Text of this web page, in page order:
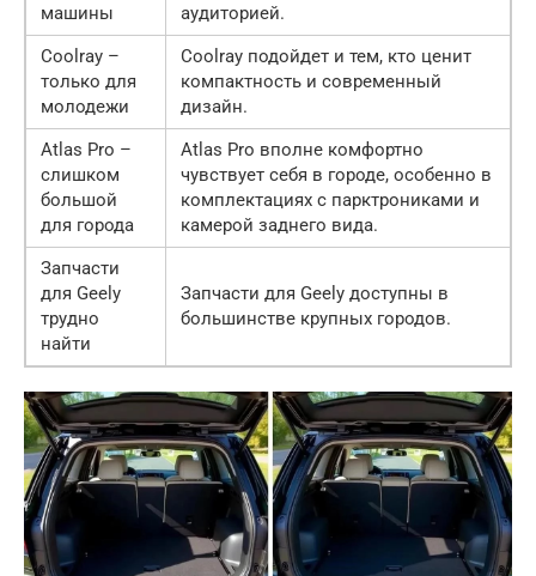
машины
аудиторией.
Coolray –
только для
молодежи
Coolray подойдет и тем, кто ценит
компактность и современный
дизайн.
Atlas Pro –
слишком
большой
для города
Atlas Pro вполне комфортно
чувствует себя в городе, особенно в
комплектациях с парктрониками и
камерой заднего вида.
Запчасти
для Geely
трудно
найти
Запчасти для Geely доступны в
большинстве крупных городов.